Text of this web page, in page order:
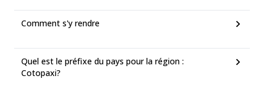
Comment s'y rendre
Quel est le préfixe du pays pour la région :
Cotopaxi?